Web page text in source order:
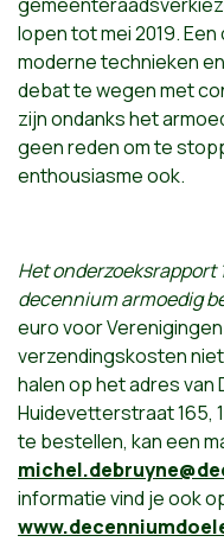
lopen tot mei 2019.
moderne technieken
debat te wegen met
zijn ondanks het
geen reden om te
enthousiasme ook.
Het onderzoeksrapport
decennium armoedig
euro voor
verzendingskosten
halen op het adres van
Huidevetterstraat 165,
te bestellen, kan een
informatie vind je ook